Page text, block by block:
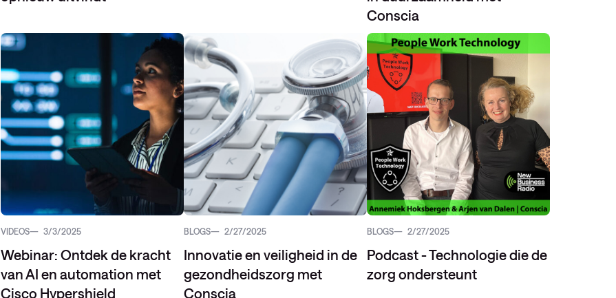
Conscia
VIDEOS 3/3/2025
Webinar: Ontdek de kracht
van AI en automation met
Cisco Hypershield
BLOGS 2/27/2025
Innovatie en veiligheid in de
gezondheidszorg met
Conscia
BLOGS 2/27/2025
Podcast - Technologie die de
zorg ondersteunt